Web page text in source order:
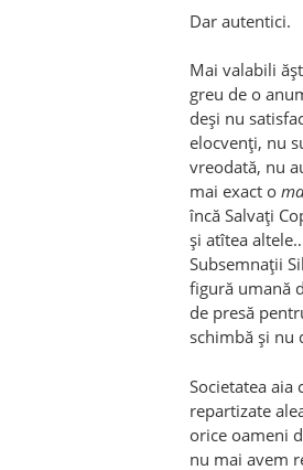
Dar autentici.
Mai valabili
greu de o
deși nu
elocvenți, nu
vreodată, nu
mai exact o
încă Salvați
și atîtea
Subsemnații
figură umană
de presă
schimbă și nu
Societatea aia
repartizate
orice oameni
nu mai avem